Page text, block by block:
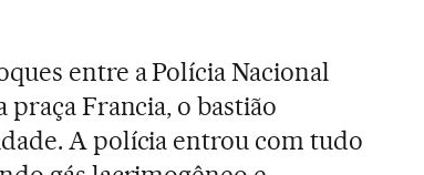
entre a Polícia Nacional
Francia, o bastião
A polícia entrou com tudo